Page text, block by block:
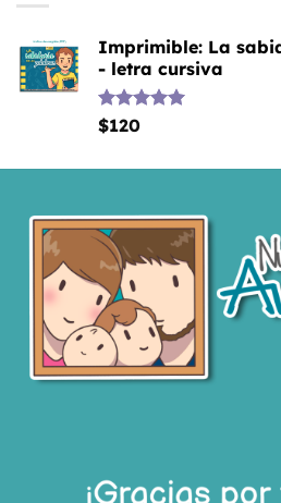
Imprimible: La
- letra cursiva
Valorado
$120